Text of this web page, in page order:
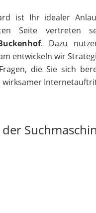
ist Ihr idealer
Seite vertreten
. Dazu
entwickeln wir
die Sie sich
wirksamer